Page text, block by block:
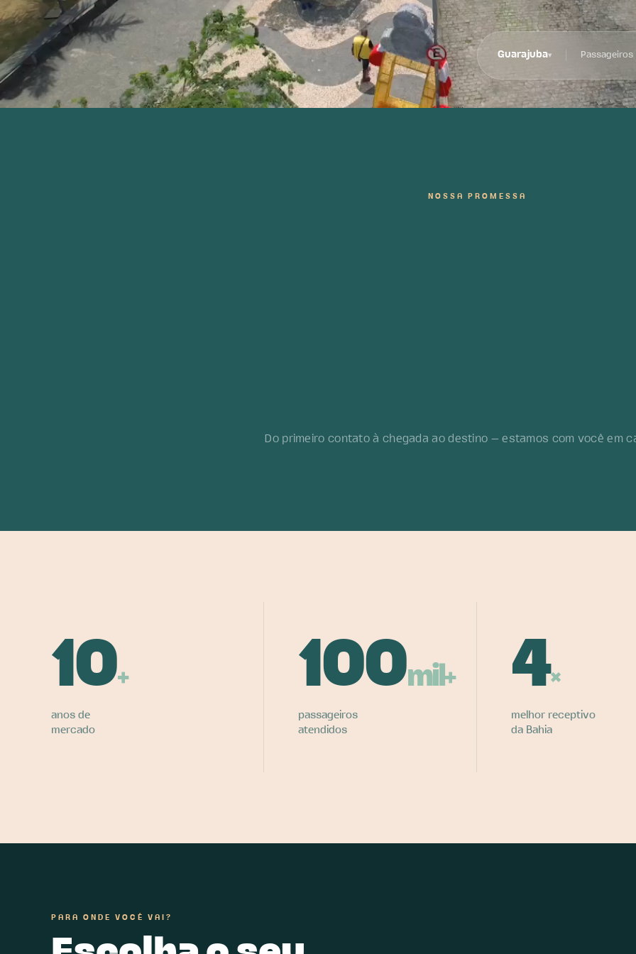
Guarajuba▾ Passageiros
NOSSA PROMESSA
antes
de você
Do primeiro contato à chegada ao destino — estamos com você em
10+
anos de
mercado
100mil+
passageiros
atendidos
4×
melhor receptivo
da Bahia
PARA ONDE VOCÊ VAI?